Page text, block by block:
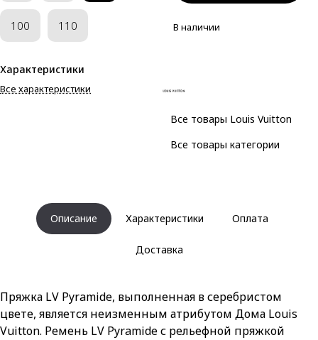
100 110
Характеристики
Все характеристики
В наличии
Все товары Louis Vuitton
Все товары категории
Описание Характеристики Оплата
Доставка
Пряжка LV Pyramide, выполненная в серебристом
цвете, является неизменным атрибутом Дома Louis
Vuitton. Ремень LV Pyramide с рельефной пряжкой